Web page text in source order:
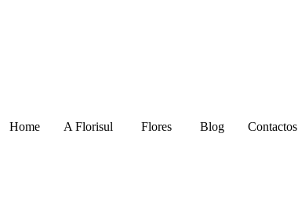
Home
A Florisul Flores Blog Contactos